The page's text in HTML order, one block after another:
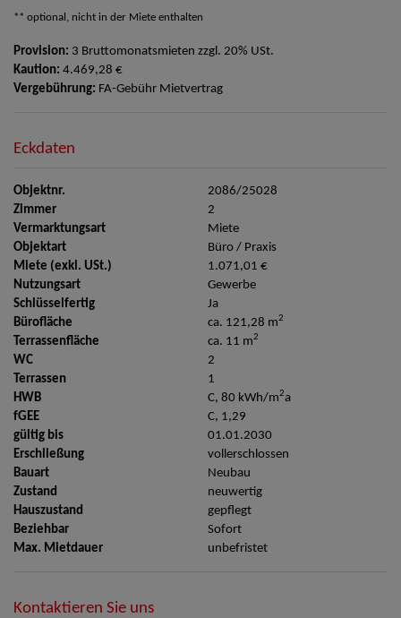
** optional, nicht in der Miete enthalten
Provision: 3 Bruttomonatsmieten zzgl. 20% USt.
Kaution: 4.469,28 €
Vergebührung: FA-Gebühr Mietvertrag
Eckdaten
Objektnr.
2086/25028
Zimmer
2
Vermarktungsart
Miete
Objektart
Büro / Praxis
Miete (exkl. USt.)
1.071,01 €
Nutzungsart
Gewerbe
Schlüsselfertig
Ja
Bürofläche
ca. 121,28 m2
Terrassenfläche ca. 11 m2
WC
2
Terrassen
1
HWB
C, 80 kWh/m2a
fGEE
C, 1,29
gültig bis
01.01.2030
Erschließung
vollerschlossen
Bauart
Neubau
Zustand
neuwertig
Hauszustand
gepflegt
Beziehbar
Sofort
Max. Mietdauer
unbefristet
Kontaktieren Sie uns